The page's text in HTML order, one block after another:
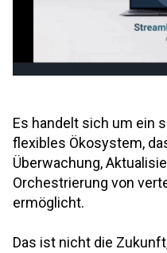
Es handelt sich um ein
flexibles Ökosystem,
Überwachung,
Orchestrierung von
ermöglicht.
Das ist nicht die